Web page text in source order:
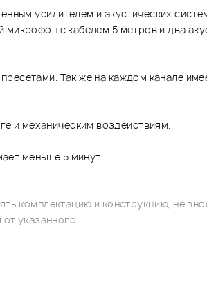
усилителем и акустических
с кабелем 5 метров и два
Так же на каждом канале
и механическим воздействиям.
меньше 5 минут.
комплектацию и конструкцию, не
указанного.